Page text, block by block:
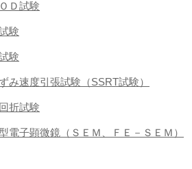
Ｄ試験
験
験
み速度引張試験（SSRT試験）
折試験
電子顕微鏡（ＳＥＭ、ＦＥ－ＳＥＭ）